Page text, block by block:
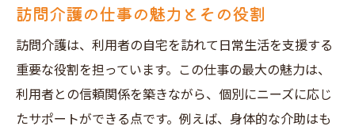
神戸市中央区の訪問介護事業所一覧
求人情報の信頼性をチェックする方法
訪問介護求人の応募前に確認すべきポイン
ト
神戸市中央区でのネットワーク作りの重要
訪問介護の仕事の魅力とその役割
訪問介護は、利用者の自宅を訪れて日常生活を支援する
重要な役割を担っています。この仕事の最大の魅力は、
利用者との信頼関係を築きながら、個別にニーズに応じ
たサポートができる点です。例えば、身体的な介助はも